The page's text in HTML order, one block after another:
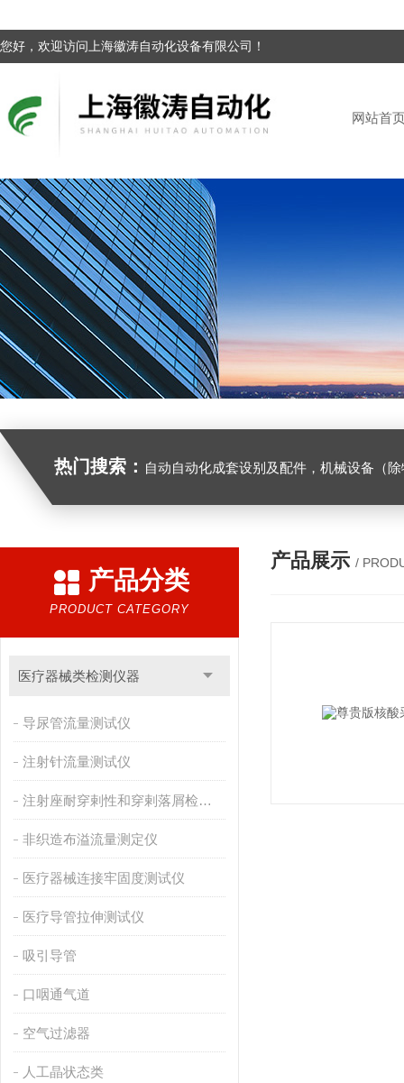
您好，欢迎访问上海徽涛自动化设备有限公司！
网站首
热门搜索： 自动自动化成套设别及配件，机械设备（除特种设备）及配件制造，加工（以上限分支机构经营），设计，批发，零售，模具，五金制品，工具加工（限分支机构经营），设计，批发，零售。五金交电，金属材料，金属制品，不锈钢制品，建筑材料，钢材，橡塑制品，环保设备，润滑剂，汽车配件，摩托车配件的批发，零售。（企业经营涉及行政许可的，凭许可证件经营）化成套设别及配件，机械设备（除特种设
产品分类
PRODUCT CATEGORY
医疗器械类检测仪器
导尿管流量测试仪
注射针流量测试仪
注射座耐穿剌性和穿剌落屑检测仪
非织造布溢流量测定仪
医疗器械连接牢固度测试仪
医疗导管拉伸测试仪
吸引导管
口咽通气道
空气过滤器
人工晶状态类
产品展示 /